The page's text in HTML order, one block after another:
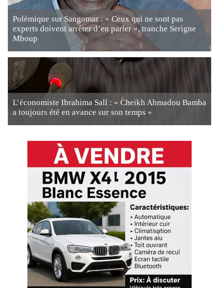
Polémique sur Sangomar : « Ceux qui ne sont pas
experts doivent arrêter d’en parler », tranche Serigne
Mboup
L’économiste Ibrahima Sall : « Cheikh Ahmadou Bamba
a toujours été en avance sur son temps »